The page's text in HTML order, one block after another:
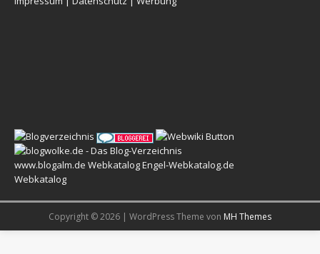
www.blogalm.de WebkatalogEngel-Webkatalog.de
Webkatalog
Copyright © 2026 | WordPress Theme von MH Themes